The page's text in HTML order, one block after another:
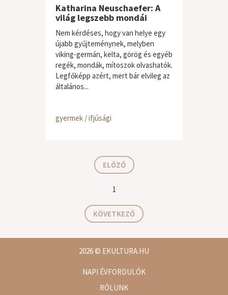
Katharina Neuschaefer: A
világ legszebb mondái
Nem kérdéses, hogy van helye egy
újabb gyűjteménynek, melyben
viking-germán, kelta, görög és egyéb
regék, mondák, mítoszok olvashatók.
Legfőképp azért, mert bár elvileg az
általános...
gyermek / ifjúsági
ELŐZŐ
1
KÖVETKEZŐ
2026© EKULTURA.HU
NAPI ÉVFORDULÓK
RÓLUNK